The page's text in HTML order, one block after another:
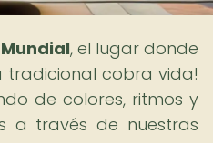
, el lugar donde
cobra vida!
de colores, ritmos y
a través de nuestras